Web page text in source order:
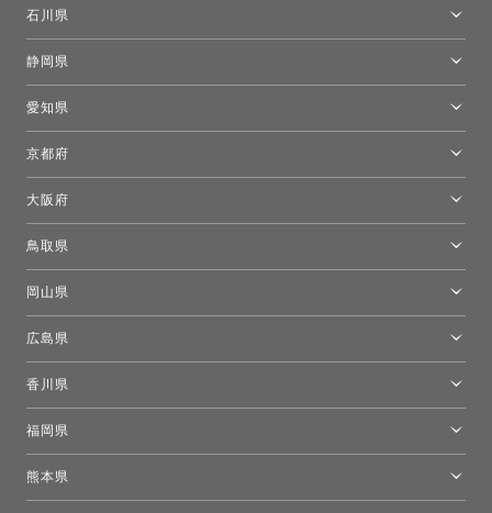
モーイ東京
キーブー東京
FLOS｜フロスデザインスペース青山
石川県
静岡県
愛知県
京都府
大阪府
鳥取県
岡山県
広島県
香川県
福岡県
熊本県